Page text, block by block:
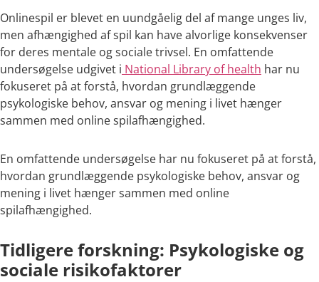
Onlinespil er blevet en uundgåelig del af mange unges liv,
men afhængighed af spil kan have alvorlige konsekvenser
for deres mentale og sociale trivsel. En omfattende
undersøgelse udgivet i National Library of health har nu
fokuseret på at forstå, hvordan grundlæggende
psykologiske behov, ansvar og mening i livet hænger
sammen med online spilafhængighed.
En omfattende undersøgelse har nu fokuseret på at forstå,
hvordan grundlæggende psykologiske behov, ansvar og
mening i livet hænger sammen med online
spilafhængighed.
Tidligere forskning: Psykologiske og
sociale risikofaktorer